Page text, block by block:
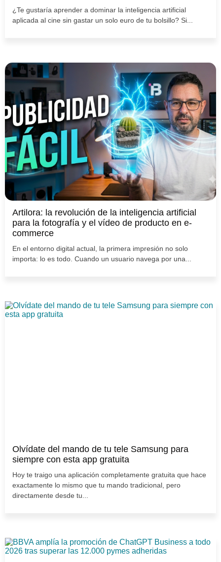
¿Te gustaría aprender a dominar la inteligencia artificial
aplicada al cine sin gastar un solo euro de tu bolsillo? Si...
Artilora: la revolución de la inteligencia artificial
para la fotografía y el vídeo de producto en e-
commerce
En el entorno digital actual, la primera impresión no solo
importa: lo es todo. Cuando un usuario navega por una...
Olvídate del mando de tu tele Samsung para
siempre con esta app gratuita
Hoy te traigo una aplicación completamente gratuita que hace
exactamente lo mismo que tu mando tradicional, pero
directamente desde tu...